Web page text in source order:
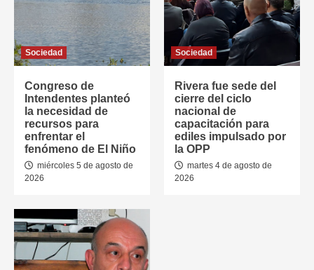
Sociedad
Congreso de
Intendentes planteó
la necesidad de
recursos para
enfrentar el
fenómeno de El Niño
miércoles 5 de agosto de
2026
Sociedad
Rivera fue sede del
cierre del ciclo
nacional de
capacitación para
ediles impulsado por
la OPP
martes 4 de agosto de
2026